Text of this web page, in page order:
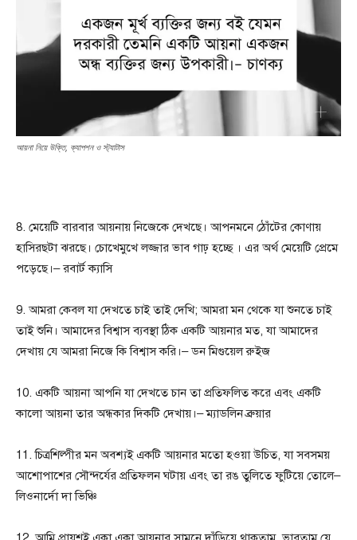
আয়না নিয়ে উক্তি, ক্যাপশন ও স্ট্যাটাস
8. মেয়েটি বারবার আয়নায় নিজেকে দেখছে। আপনমনে ঠোঁটের কোণায়
হাসিরছটা ঝরছে। চোখেমুখে লজ্জার ভাব গাঢ় হচ্ছে । এর অর্থ মেয়েটি প্রেমে
পড়েছে।– রবার্ট ক্যাসি
9. আমরা কেবল যা দেখতে চাই তাই দেখি; আমরা মন থেকে যা শুনতে চাই
তাই শুনি। আমাদের বিশ্বাস ব্যবস্থা ঠিক একটি আয়নার মত, যা আমাদের
দেখায় যে আমরা নিজে কি বিশ্বাস করি।– ডন মিগুয়েল রুইজ
10. একটি আয়না আপনি যা দেখতে চান তা প্রতিফলিত করে এবং একটি
কালো আয়না তার অন্ধকার দিকটি দেখায়।– ম্যাডলিন ব্রুয়ার
11. চিত্রশিল্পীর মন অবশ্যই একটি আয়নার মতো হওয়া উচিত, যা সবসময়
আশোপাশের সৌন্দর্যের প্রতিফলন ঘটায় এবং তা রঙ তুলিতে ফুটিয়ে তোলে–
লিওনার্দো দা ভিঞ্চি